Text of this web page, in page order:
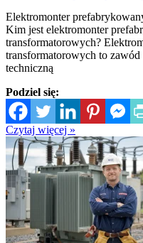
Elektromonter
Kim jest elektromonter
transformatorowych?
transformatorowych to
techniczną
Podziel się:
Czytaj więcej »